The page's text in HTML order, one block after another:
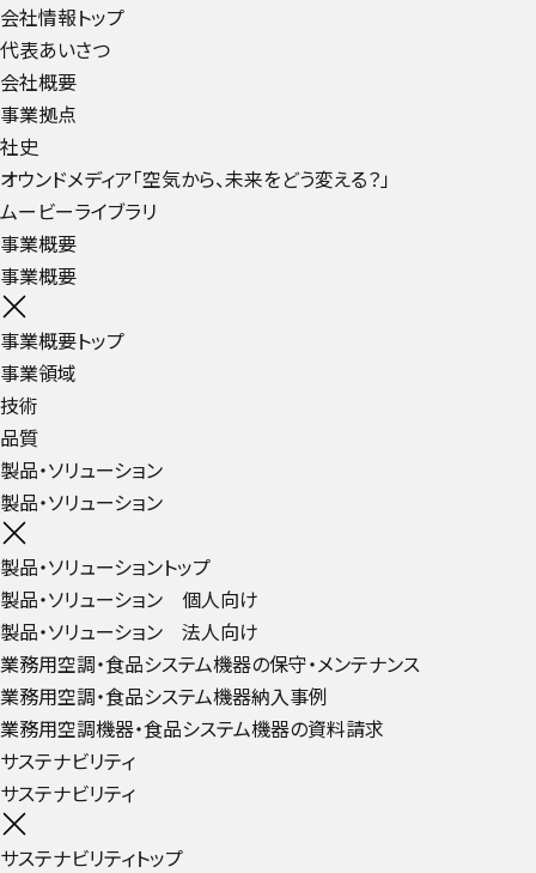
会社情報トップ
代表あいさつ
会社概要
事業拠点
社史
オウンドメディア「空気から、未来をどう変える？」
ムービーライブラリ
事業概要
事業概要
事業概要トップ
事業領域
技術
品質
製品・ソリューション
製品・ソリューション
製品・ソリューショントップ
製品・ソリューション 個人向け
製品・ソリューション 法人向け
業務用空調・食品システム機器の保守・メンテナンス
業務用空調・食品システム機器納入事例
業務用空調機器・食品システム機器の資料請求
サステナビリティ
サステナビリティ
サステナビリティトップ